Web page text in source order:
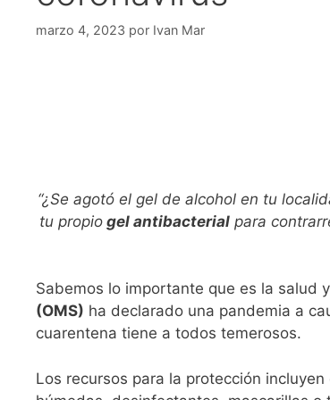
marzo 4, 2023 por Ivan Mar
“¿Se agotó el gel de alcohol en tu
tu propiogel antibacterialpara
Sabemos lo importante que es la salud
(OMS) ha declarado una pandemia a
cuarentena tiene a todos temerosos.
Los recursos para la protección